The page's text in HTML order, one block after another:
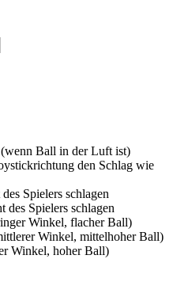
Ball in der Luft ist)
den Schlag wie
Spielers schlagen
des Spielers schlagen
Winkel, flacher Ball)
Winkel, mittelhoher Ball)
Winkel, hoher Ball)